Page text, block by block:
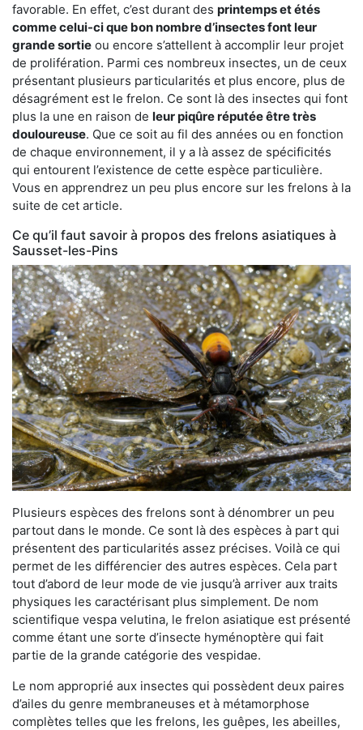
favorable. En effet, c’est durant des printemps et étés
comme celui-ci que bon nombre d’insectes font leur
grande sortie ou encore s’attellent à accomplir leur projet
de prolifération. Parmi ces nombreux insectes, un de ceux
présentant plusieurs particularités et plus encore, plus de
désagrément est le frelon. Ce sont là des insectes qui font
plus la une en raison de leur piqûre réputée être très
douloureuse. Que ce soit au fil des années ou en fonction
de chaque environnement, il y a là assez de spécificités
qui entourent l’existence de cette espèce particulière.
Vous en apprendrez un peu plus encore sur les frelons à la
suite de cet article.
Ce qu’il faut savoir à propos des frelons asiatiques à
Sausset-les-Pins
Plusieurs espèces des frelons sont à dénombrer un peu
partout dans le monde. Ce sont là des espèces à part qui
présentent des particularités assez précises. Voilà ce qui
permet de les différencier des autres espèces. Cela part
tout d’abord de leur mode de vie jusqu’à arriver aux traits
physiques les caractérisant plus simplement. De nom
scientifique vespa velutina, le frelon asiatique est présenté
comme étant une sorte d’insecte hyménoptère qui fait
partie de la grande catégorie des vespidae.
Le nom approprié aux insectes qui possèdent deux paires
d’ailes du genre membraneuses et à métamorphose
complètes telles que les frelons, les guêpes, les abeilles,